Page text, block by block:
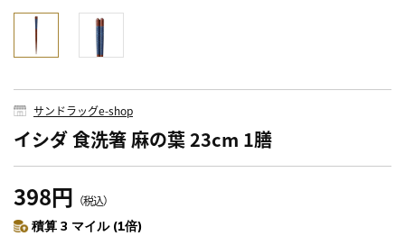
サンドラッグe-shop
イシダ 食洗箸 麻の葉 23cm 1膳
398円 （税込）
積算 3 マイル (1倍)